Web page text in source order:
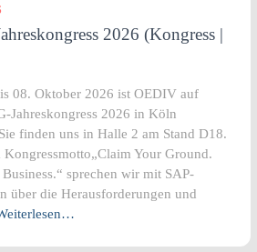
2026 (Kongress |
08. Oktober 2026 ist OEDIV auf
Jahreskongress 2026 in Köln
finden uns in Halle 2 am Stand D18.
Kongressmotto„Claim Your Ground.
sprechen wir mit SAP-
über die Herausforderungen und